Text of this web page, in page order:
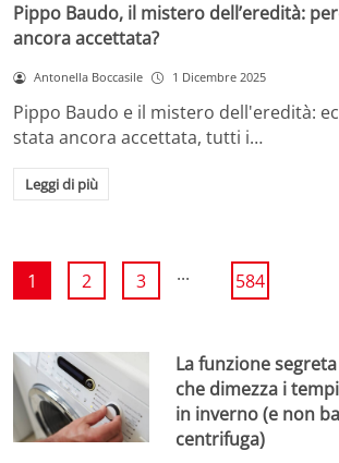
Pippo Baudo, il mistero dell’eredità:
ancora accettata?
Antonella Boccasile 1 Dicembre 2025
Pippo Baudo e il mistero dell'eredità:
stata ancora accettata, tutti i…
Leggi di più
1 2 3 ... 584
La funzione
che dimezza i
in inverno (e non
centrifuga)